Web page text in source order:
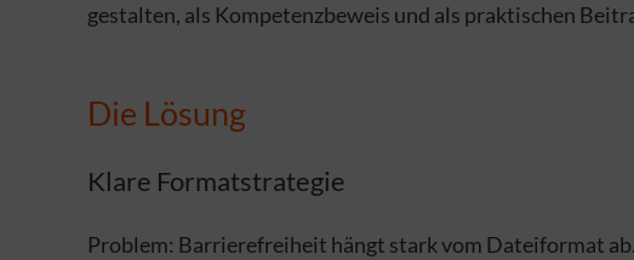
gestalten, als Kompetenzbeweis und als praktischen
Die Lösung
Klare Formatstrategie
Problem: Barrierefreiheit hängt stark vom Dateiformat ab.